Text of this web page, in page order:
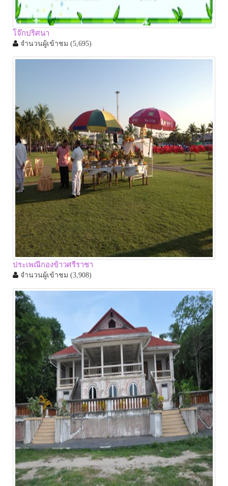
โจ๊กปริศนา
จำนวนผู้เข้าชม (5,695)
ประเพณีกองข้าวศรีราชา
จำนวนผู้เข้าชม (3,908)